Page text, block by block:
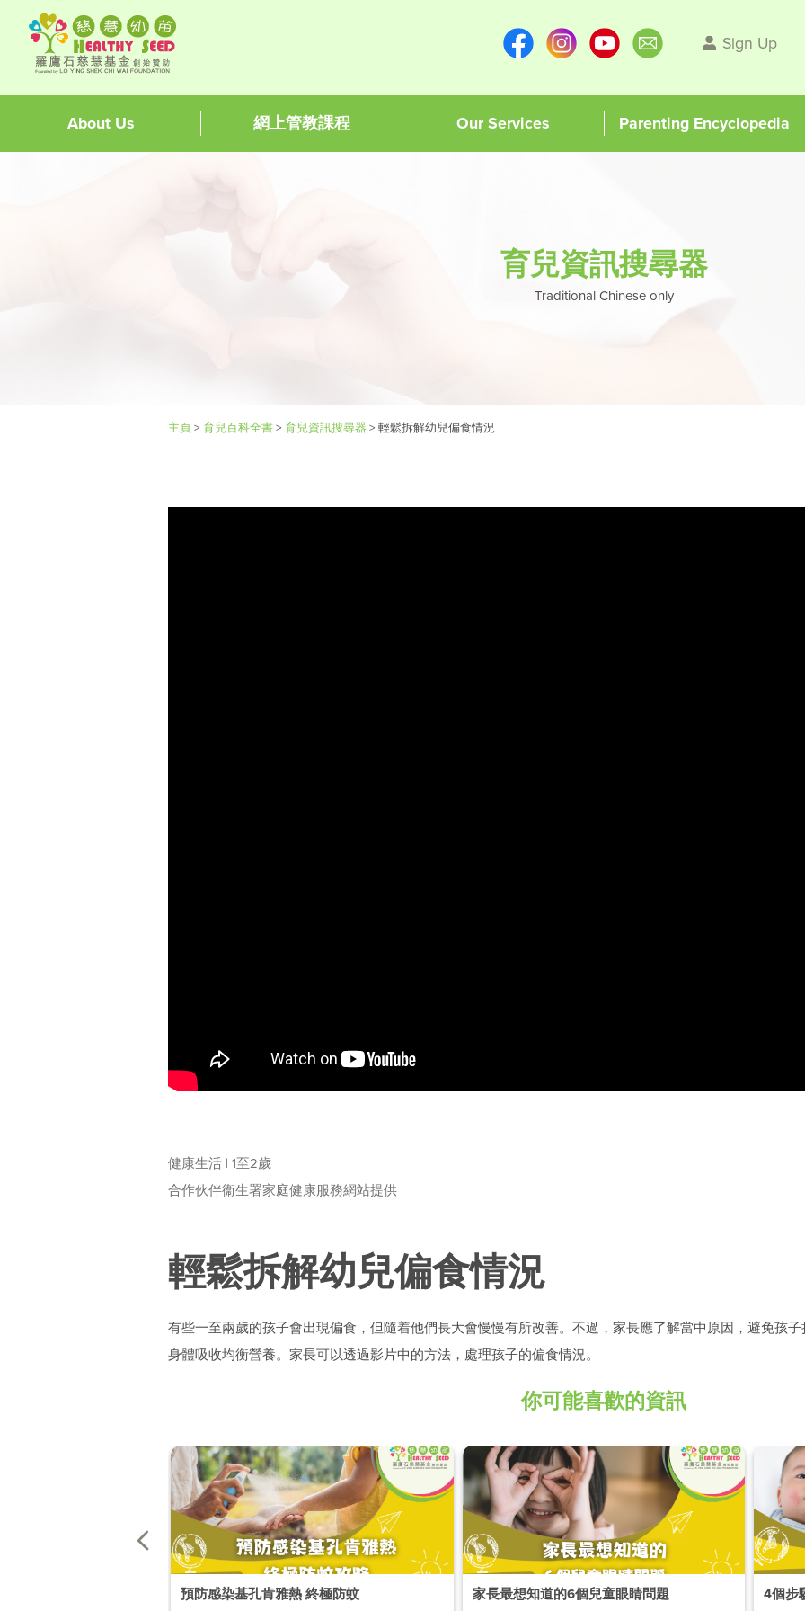
Sign Up
About Us 網上管教課程 Our Services Parenting Encyclopedia
育兒資訊搜尋器
Traditional Chinese only
主頁> 育兒百科全書> 育兒資訊搜尋器 > 輕鬆拆解幼兒偏食情況
健康生活 | 1至2歲
合作伙伴衞生署家庭健康服務網站提供
輕鬆拆解幼兒偏食情況
有些一至兩歲的孩子會出現偏食，但隨着他們長大會慢慢有所改善。不過，家長應了解當中原因，避免孩
身體吸收均衡營養。家長可以透過影片中的方法，處理孩子的偏食情況。
你可能喜歡的資訊
預防感染基孔肯雅熱 終極防蚊 家長最想知道的6個兒童眼睛問題